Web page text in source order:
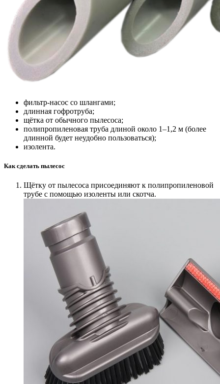
фильтр-насос со шлангами;
длинная гофротруба;
щётка от обычного пылесоса;
полипропиленовая труба длиной около 1–1,2 м (более
длинной будет неудобно пользоваться);
изолента.
Как сделать пылесос
Щётку от пылесоса присоединяют к полипропиленовой
трубе с помощью изоленты или скотча.